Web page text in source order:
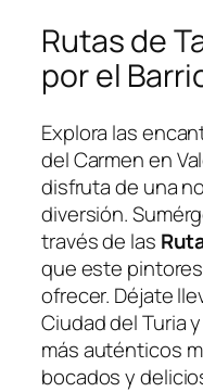
Rutas ​de
por el
Explora las
del Carmen en
⁣disfruta de una
diversión.
través de las
⁣que este
ofrecer. Déjate
Ciudad del Turia
más auténticos
bocados y